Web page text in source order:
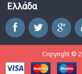
Ελλάδα
Copyright ©